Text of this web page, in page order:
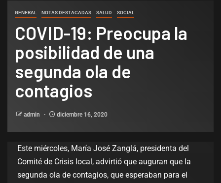
GENERAL NOTAS DESTACADAS SALUD SOCIAL
COVID-19: Preocupa la
posibilidad de una
segunda ola de
contagios
admin diciembre 16, 2020
Este miércoles, María José Zanglá, presidenta del
Comité de Crisis local, advirtió que auguran que la
segunda ola de contagios, que esperaban para el